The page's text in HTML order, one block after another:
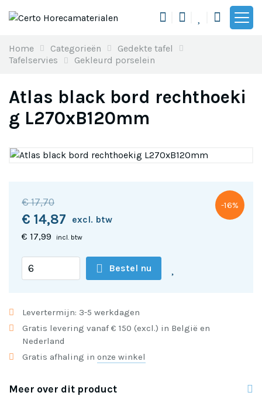
Toon
Home Categorieën
Gedekte tafel
Tafelservies
Gekleurd porselein
Atlas black bord rechthoeki
g L270xB120mm
€ 17,70
€ 14,87
excl. btw
€ 17,99
incl. btw
-16%
Bestel nu
Levertermijn: 3-5 werkdagen
Gratis levering vanaf € 150 (excl.) in België en
Nederland
Gratis afhaling in onze winkel
Meer over dit product